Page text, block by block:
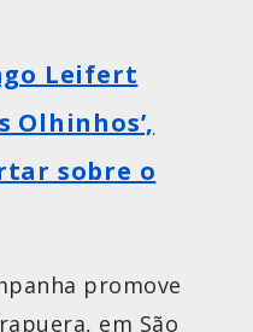
Leifert
Olhinhos’,
sobre o
promove
em São